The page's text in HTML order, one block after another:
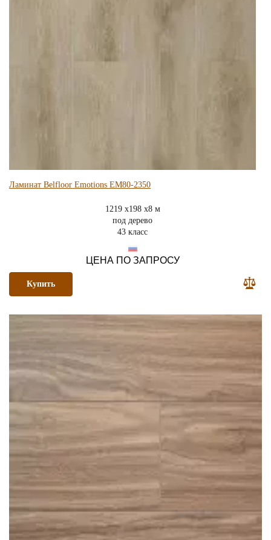
Ламинат Belfloor Emotions EM80-2350
1219 x198 x8 м
под дерево
43 класс
ЦЕНА ПО ЗАПРОСУ
Купить